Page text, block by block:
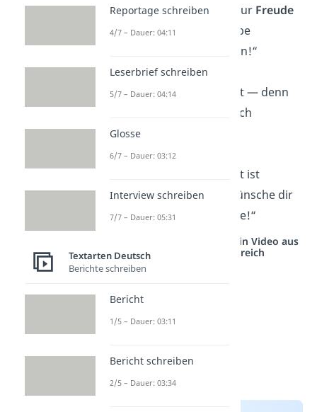
„Mögest du heute nur Freude
erleben und mit Liebe
überschüttet werden!“
„Bleib so, wie du bist — denn
genau das macht dich
besonders
„Deine Freundschaft ist
unbezahlbar. Ich wünsche dir
alles erdenklich Gute!“
Studyflix vernetzt: Hier ein Video aus
einem anderen Bereich
Reportage schreiben
4/7 – Dauer: 04:11
Leserbrief schreiben
5/7 – Dauer: 04:14
Glosse
6/7 – Dauer: 03:12
Interview schreiben
7/7 – Dauer: 05:31
Textarten Deutsch
Berichte schreiben
Bericht
1/5 – Dauer: 03:11
Bericht schreiben
2/5 – Dauer: 03:34